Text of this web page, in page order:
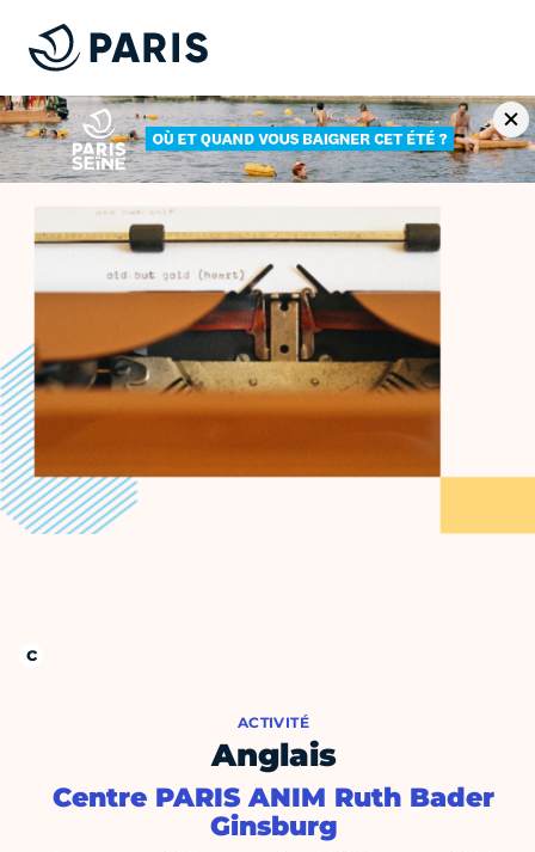
ACTIVITÉ
Anglais
Centre PARIS ANIM Ruth Bader
Ginsburg